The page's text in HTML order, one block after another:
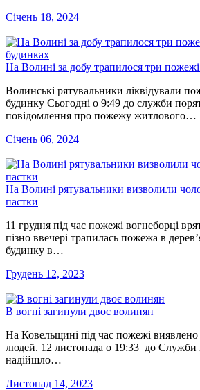
Січень 18, 2024
На Волині за добу трапилося три
Волинські рятувальники ліквідували
будинку Сьогодні о 9:49 до служби
повідомлення про пожежу житлового…
Січень 06, 2024
На Волині рятувальники визволили
пастки
11 грудня під час пожежі вогнеборці
пізно ввечері трапилась пожежа в
будинку в…
Грудень 12, 2023
В вогні загинули двоє волинян
На Ковельщині під час пожежі
людей. 12 листопада о 19:33 до Служби
надійшло…
Листопад 14, 2023